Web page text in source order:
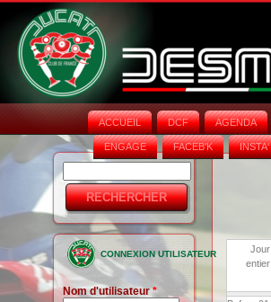
ACCUEIL DCF AGENDA
ENGAGE FACEB'K INSTA‘
Formulaire
de
recherche
CONNEXION UTILISATEUR
Nom d'utilisateur*
Jour
entier